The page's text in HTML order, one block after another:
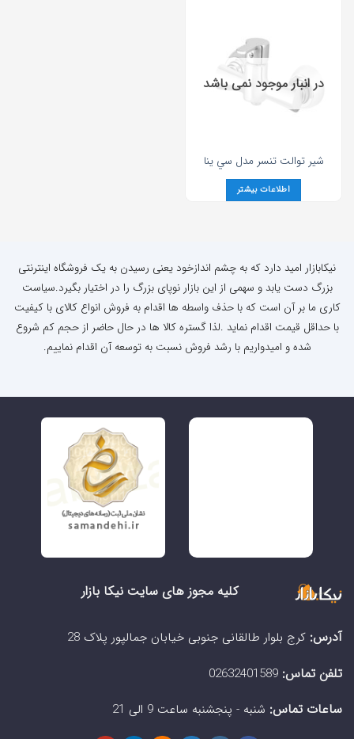
در انبار موجود نمی باشد
شير توالت تنسر مدل سي ينا
اطلاعات بیشتر
نیکابازار امید دارد که به چشم اندازخود یعنی رسیدن به یک فروشگاه اینترنتی
بزرگ دست یابد و سهمی از این بازار نوپای بزرگ را در اختیار بگیرد.سیاست
کاری ما بر آن است که با حذف واسطه ها اقدام به فروش انواع کالای با کیفیت
با حداقل قیمت اقدام نماید .لذا گستره کالا ها در حال حاضر از حجم کم شروع
شده و امیدواریم با رشد فروش نسبت به توسعه آن اقدام نماییم.
کلیه مجوز های سایت نیکا بازار
آدرس: کرج بلوار طالقانی جنوبی خیابان جمالپور پلاک 28
تلفن تماس: 02632401589
ساعات تماس: شنبه - پنجشنبه ساعت 9 الی 21